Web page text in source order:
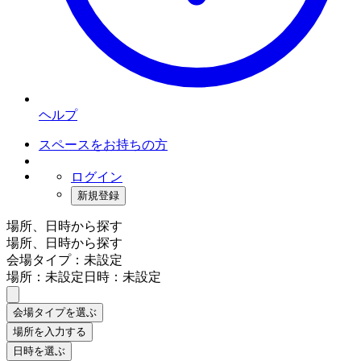
ヘルプ
スペースをお持ちの方
ログイン
新規登録
場所、日時から探す
場所、日時から探す
会場タイプ：未設定
場所：未設定日時：未設定
会場タイプを選ぶ
場所を入力する
日時を選ぶ